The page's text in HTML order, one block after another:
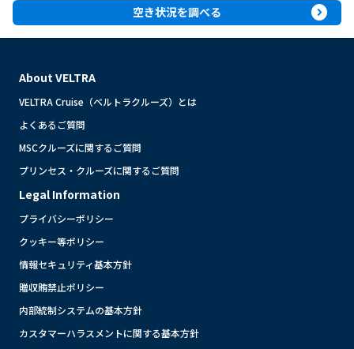
空き状況を調べる expand_circle_right
About VELTRA
VELTRA Cruise（ベルトラクルーズ）とは
よくあるご質問
MSCクルーズに関するご質問
プリンセス・クルーズに関するご質問
Legal Information
プライバシーポリシー
クッキー等ポリシー
情報セキュリティ基本方針
贈収賄禁止ポリシー
内部統制システムの基本方針
カスタマーハラスメントに関する基本方針